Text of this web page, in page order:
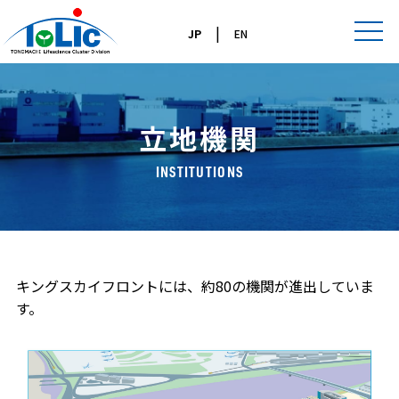
JP| EN
立地機関
INSTITUTIONS
キングスカイフロントには、約80の機関が進出していま
す。